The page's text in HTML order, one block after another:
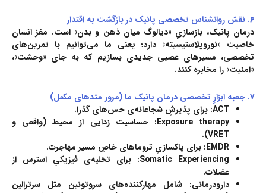
۶. نقش روانشناس تخصصی پانیک در بازگشت به اقتدار
درمان پانیک، بازسازیِ «دیالوگ میان ذهن و بدن» است. مغز انسان
خاصیت «نوروپلاستیسیته» دارد؛ یعنی ما می‌توانیم با تمرین‌های
تخصصی، مسیرهای عصبی جدیدی بسازیم که به جای «وحشت»،
«امنیت» را مخابره کنند.
۷. جعبه‌ ابزارِ تخصصی درمان پانیک ما (مرور متدهای مکمل)
ACT: برای پذیرشِ شجاعانه‌ی حس‌های گذرا.
Exposure therapy:
حساسیت زدایی از محیط (واقعی و
VRET).
EMDR: برای پاکسازیِ تروماهای خاصِ مسیر مهاجرت.
Somatic Experiencing:
برای تخلیه‌ی فیزیکیِ استرس از
عضلات.
دارودرمانی: شامل مهارکننده‌های سروتونین مثل سرترالین